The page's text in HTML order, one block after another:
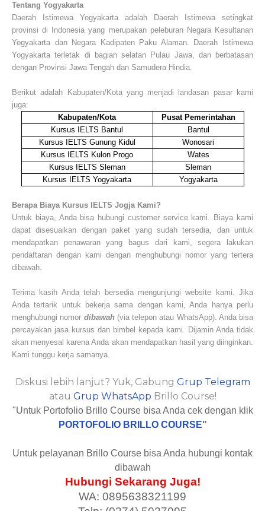
Tentang Yogyakarta
Daerah Istimewa Yogyakarta adalah Daerah Istimewa setingkat
provinsi di Indonesia yang merupakan peleburan Negara Kesultanan
Yogyakarta dan Negara Kadipaten Paku Alaman. Daerah Istimewa
Yogyakarta terletak di bagian selatan Pulau Jawa, dan berbatasan
dengan Provinsi Jawa Tengah dan Samudera Hindia.
Berikut adalah Kabupaten/Kota yang menjadi landasan pasar kami
juga:
Kabupaten/Kota
Pusat Pemerintahan
Kursus IELTS Bantul
Bantul
Kursus IELTS Gunung Kidul
Wonosari
Kursus IELTS Kulon Progo
Wates
Kursus IELTS Sleman
Sleman
Kursus IELTS Yogyakarta
Yogyakarta
Berapa Biaya Kursus IELTS Jogja Kami?
Untuk biaya, Anda bisa hubungi customer service kami. Biaya kami
dapat disesuaikan dengan paket yang sudah tersedia, dan untuk
mendapatkan penawaran yang bagus dari kami, segera lakukan
pendaftaran dengan kami dengan menghubungi nomor yang tertera
dibawah.
Terima kasih Anda telah bersedia mengunjungi website kami. Jika
Anda tertarik untuk bekerja sama dengan kami, Anda hanya perlu
menghubungi nomor dibawah(via telepon atau WhatsApp). Anda bisa
percayakan jasa kursus dan bimbel kepada kami. Dijamin Anda tidak
akan menyesal karena Anda akan mendapatkan hasil yang diinginkan.
Kami tunggu kerja samanya.
Diskusi lebih lanjut? Yuk, Gabung Grup Telegram
atau Grup WhatsApp Brillo Course!
"Untuk Portofolio Brillo Course bisa Anda cek dengan klik
PORTOFOLIO BRILLO COURSE"
Untuk pelayanan Brillo Course bisa Anda hubungi kontak
dibawah
Hubungi Sekarang Juga!
WA: 0895638321199